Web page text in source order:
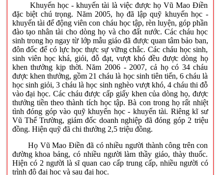
Khuyến học - khuyến tài là việc được họ Vũ Mao Điền
đặc biệt chú trọng. Năm 2005, họ đã lập quỹ khuyến học -
khuyến tài để động viên con cháu học tập, rèn luyện, góp phần
đào tạo nhân tài cho dòng họ và cho đất nước. Các cháu học
sinh trong họ ngay từ lớp mẫu giáo đã được quan tâm bảo ban,
đôn đốc để có lực học thực sự vững chắc. Các cháu học sinh,
sinh viên học khá, giỏi, đỗ đạt, vượt khó đều được dòng họ
khen thưởng kịp thời. Năm 2006 - 2007, cả họ có 34 cháu
được khen thưởng, gồm 21 cháu là học sinh tiên tiến, 6 cháu là
học sinh giỏi, 3 cháu là học sinh nghèo vượt khó, 4 cháu thi đỗ
vào đại học. Các cháu được cấp giấy khen của dòng họ, được
thưởng tiền theo thành tích học tập. Bà con trong họ rất nhiệt
tình đóng góp vào quỹ khuyến học - khuyến tài. Riêng kĩ sư
Vũ Thế Trường, giám đốc doanh nghiệp đã đóng góp 2 triệu
đồng. Hiện quỹ đã chi thưởng 2,5 triệu đồng.
Họ Vũ Mao Điền đã có nhiều người thành công trên con
đường khoa bảng, có nhiều người làm thầy giáo, thày thuốc.
Hiện có 2 người là sĩ quan cao cấp trung cấp, nhiều người có
trình độ đại học và sau đại học.